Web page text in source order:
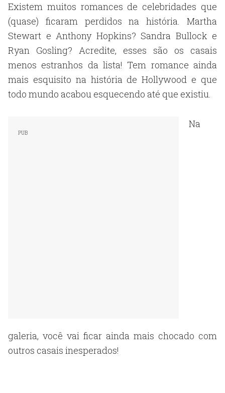
Existem muitos romances de celebridades que
(quase) ficaram perdidos na história. Martha
Stewart e Anthony Hopkins? Sandra Bullock e
Ryan Gosling? Acredite, esses são os casais
menos estranhos da lista! Tem romance ainda
mais esquisito na história de Hollywood e que
todo mundo acabou esquecendo até que existiu.
Na
galeria, você vai ficar ainda mais chocado com
outros casais inesperados!